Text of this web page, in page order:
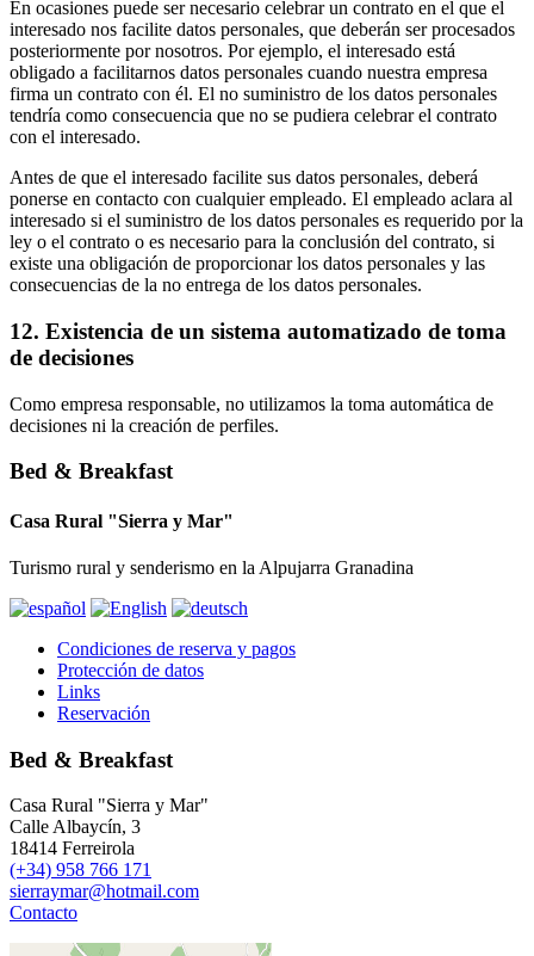
En ocasiones puede ser necesario celebrar un contrato en el que el
interesado nos facilite datos personales, que deberán ser procesados
posteriormente por nosotros. Por ejemplo, el interesado está
obligado a facilitarnos datos personales cuando nuestra empresa
firma un contrato con él. El no suministro de los datos personales
tendría como consecuencia que no se pudiera celebrar el contrato
con el interesado.
Antes de que el interesado facilite sus datos personales, deberá
ponerse en contacto con cualquier empleado. El empleado aclara al
interesado si el suministro de los datos personales es requerido por la
ley o el contrato o es necesario para la conclusión del contrato, si
existe una obligación de proporcionar los datos personales y las
consecuencias de la no entrega de los datos personales.
12. Existencia de un sistema automatizado de toma
de decisiones
Como empresa responsable, no utilizamos la toma automática de
decisiones ni la creación de perfiles.
Bed & Breakfast
Casa Rural "Sierra y Mar"
Turismo rural y senderismo en la Alpujarra Granadina
Condiciones de reserva y pagos
Protección de datos
Links
Reservación
Bed & Breakfast
Casa Rural "Sierra y Mar"
Calle Albaycín, 3
18414 Ferreirola
(+34) 958 766 171
sierraymar@hotmail.com
Contacto